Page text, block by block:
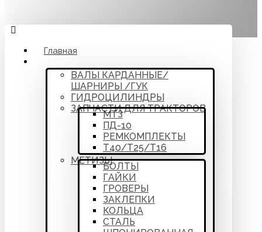
Главная
ВАЛЫ КАРДАННЫЕ/
ШАРНИРЫ /ГУК
ГИДРОЦИЛИНДРЫ
ЗАПЧАСТИ ДЛЯ ТРАКТОРОВ
МТЗ
ПД-10
РЕМКОМПЛЕКТЫ
Т40/Т25/Т16
МЕТИЗЫ
БОЛТЫ
ГАЙКИ
ГРОВЕРЫ
ЗАКЛЕПКИ
КОЛЬЦА
СТАЛЬ